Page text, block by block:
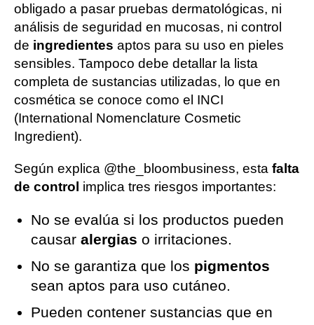
obligado a pasar pruebas dermatológicas, ni
análisis de seguridad en mucosas, ni control
de ingredientes aptos para su uso en pieles
sensibles. Tampoco debe detallar la lista
completa de sustancias utilizadas, lo que en
cosmética se conoce como el INCI
(International Nomenclature Cosmetic
Ingredient).
Según explica @the_bloombusiness, esta falta
de control implica tres riesgos importantes:
No se evalúa si los productos pueden
causaralergiaso irritaciones.
No se garantiza que los pigmentos
sean aptos para uso cutáneo.
Pueden contener sustancias que en